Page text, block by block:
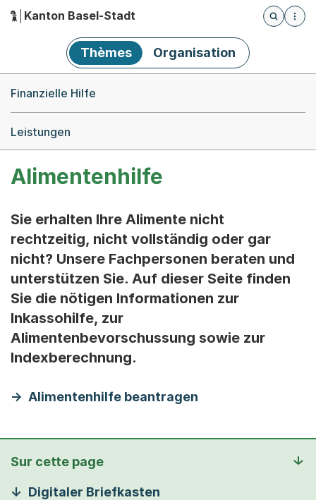
Hauptnavigation
Kanton Basel-Stadt
Öffnet
Thèmes Organisation
Finanzielle Hilfe
Leistungen
Alimentenhilfe
Sie erhalten Ihre Alimente nicht
rechtzeitig, nicht vollständig oder gar
nicht? Unsere Fachpersonen beraten und
unterstützen Sie. Auf dieser Seite finden
Sie die nötigen Informationen zur
Inkassohilfe, zur
Alimentenbevorschussung sowie zur
Indexberechnung.
Alimentenhilfe beantragen
Sur cette page
Digitaler Briefkasten